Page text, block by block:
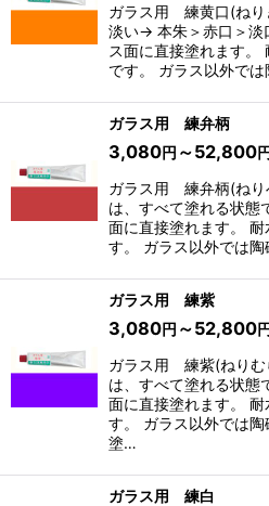
ガラス用 練黄口
淡い→ 本朱＞赤口＞淡
ス面に直接塗れます。
です。 ガラス以外で
ガラス用 練弁柄
3,080円 ～52,800円
ガラス用 練弁柄(ねり
は、すべて塗れる状態
面に直接塗れます。
す。 ガラス以外では
ガラス用 練紫
3,080円 ～52,800円
ガラス用 練紫(ねりむ
は、すべて塗れる状態
面に直接塗れます。
す。 ガラス以外では
塗…
ガラス用 練白